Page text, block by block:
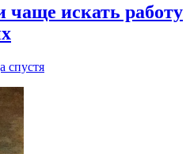
чаще искать работу
спустя